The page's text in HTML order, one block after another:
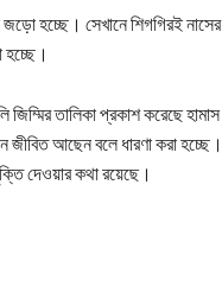
হচ্ছে। সেখানে শিগগিরই
তালিকা প্রকাশ করেছে
আছেন বলে ধারণা করা হচ্ছে।
দেওয়ার কথা রয়েছে।